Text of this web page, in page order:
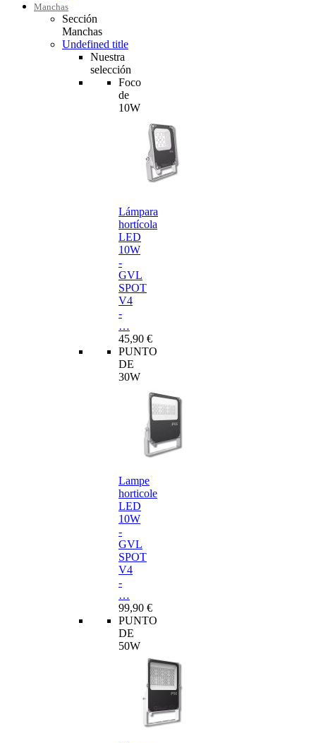
Manchas
Sección
Manchas
Undefined title
Nuestra
selección
Foco
de
10W
Lámpara
hortícola
LED
10W
-
GVL
SPOT
V4
-
…
45,90 €
PUNTO
DE
30W
Lampe
horticole
LED
10W
-
GVL
SPOT
V4
-
…
99,90 €
PUNTO
DE
50W